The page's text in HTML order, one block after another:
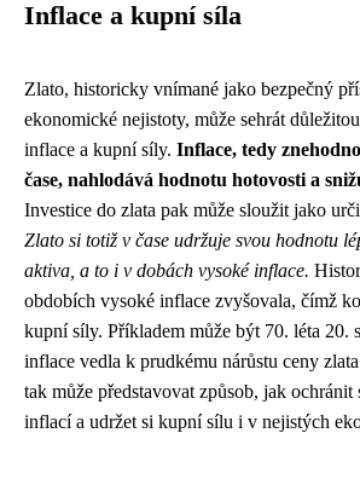
Inflace a kupní síla
Zlato, historicky vnímané jako bezpečný
ekonomické nejistoty, může sehrát
inflace a kupní síly. Inflace, tedy
čase, nahlodává hodnotu hotovosti a
Investice do zlata pak může sloužit jako
Zlato si totiž v čase udržuje svou hodnotu
aktiva, a to i v dobách vysoké inflace.
obdobích vysoké inflace zvyšovala, čímž
kupní síly. Příkladem může být 70. léta 20.
inflace vedla k prudkému nárůstu ceny
tak může představovat způsob, jak ochránit
inflací a udržet si kupní sílu i v nejistých